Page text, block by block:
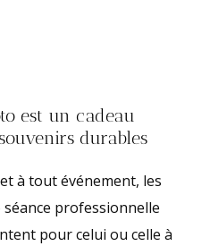
est un cadeau
durables
à tout événement, les
professionnelle
pour celui ou celle à